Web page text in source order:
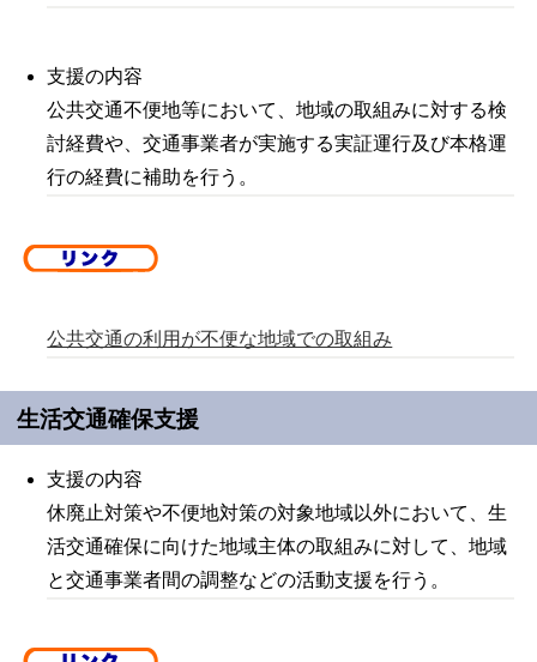
支援の内容
公共交通不便地等において、地域の取組みに対する検
討経費や、交通事業者が実施する実証運行及び本格運
行の経費に補助を行う。
公共交通の利用が不便な地域での取組み
生活交通確保支援
支援の内容
休廃止対策や不便地対策の対象地域以外において、生
活交通確保に向けた地域主体の取組みに対して、地域
と交通事業者間の調整などの活動支援を行う。